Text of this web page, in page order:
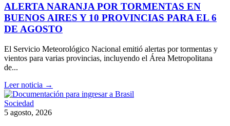
ALERTA NARANJA POR TORMENTAS EN
BUENOS AIRES Y 10 PROVINCIAS PARA EL 6
DE AGOSTO
El Servicio Meteorológico Nacional emitió alertas por tormentas y
vientos para varias provincias, incluyendo el Área Metropolitana
de...
Leer noticia →
Sociedad
5 agosto, 2026